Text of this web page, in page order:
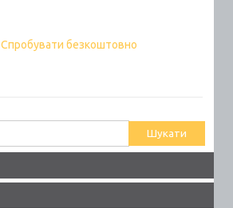
Спробувати безкоштовно